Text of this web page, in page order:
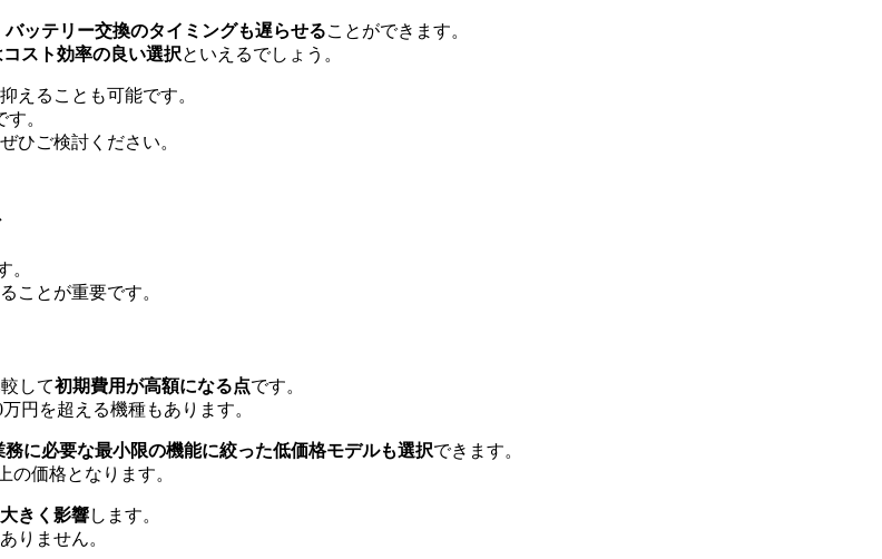
バッテリー交換のタイミングも遅らせることができます。
スト効率の良い選択といえるでしょう。
えることも可能です。
す。
ひご検討ください。
。
ことが重要です。
して初期費用が高額になる点です。
円を超える機種もあります。
務に必要な最小限の機能に絞った低価格モデルも選択できます。
の価格となります。
きく影響します。
りません。